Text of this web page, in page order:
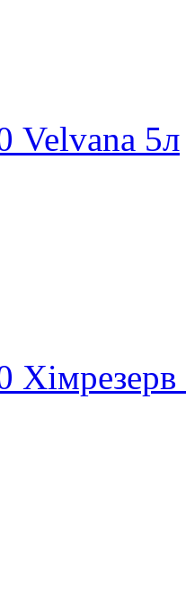
Velvana 5л
Хімрезерв